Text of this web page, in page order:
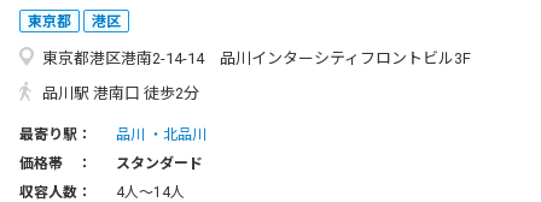
東京都 港区
東京都港区港南2-14-14 品川インターシティフロントビル3F
品川駅 港南口 徒歩2分
最寄り駅： 品川
北品川
価格帯 ：
スタンダード
収容人数：
4人〜14人